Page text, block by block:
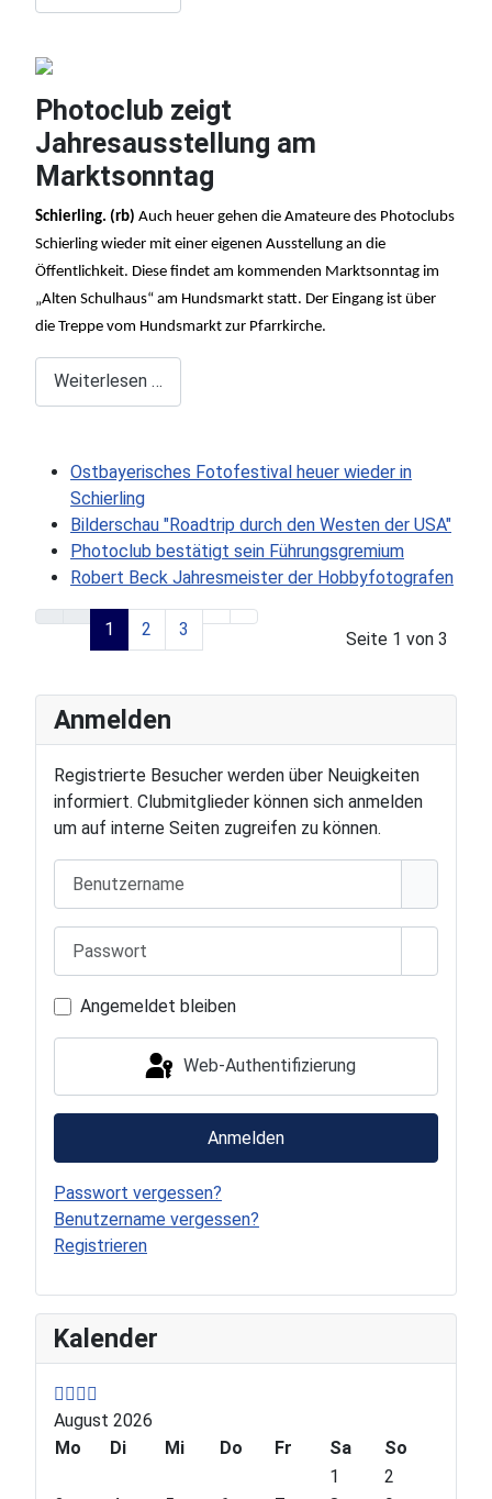
Anmelden
Registrierte Besucher werden über Neuigkeiten
informiert. Clubmitglieder können sich anmelden
um auf interne Seiten zugreifen zu können.
Angemeldet bleiben
Web-Authentifizierung
Anmelden
Passwort vergessen?
Benutzername vergessen?
Registrieren
Kalender
P
r
e
v
i
o
P
r
e
v
i
o
N
e
x
t
Y
e
N
e
x
t
M
August 2026
Mo
Di Mi Do Fr Sa
So
1
2
Photoclub zeigt
Jahresausstellung am
Marktsonntag
Schierling. (rb) Auch heuer gehen die Amateure des Photoclubs
Schierling wieder mit einer eigenen Ausstellung an die
Öffentlichkeit. Diese findet am kommenden Marktsonntag im
„Alten Schulhaus“ am Hundsmarkt statt. Der Eingang ist über
die Treppe vom Hundsmarkt zur Pfarrkirche.
Weiterlesen …
Ostbayerisches Fotofestival heuer wieder in
Schierling
Bilderschau "Roadtrip durch den Westen der USA"
Photoclub bestätigt sein Führungsgremium
Robert Beck Jahresmeister der Hobbyfotografen
Seite 1 von 3
1 2 3